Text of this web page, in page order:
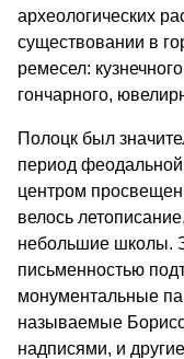
археологических
существовании в
ремесел:
гончарного,
Полоцк был
период феодальной
центром
велось
небольшие школы.
письменностью
монументальные
называемые
надписями, и